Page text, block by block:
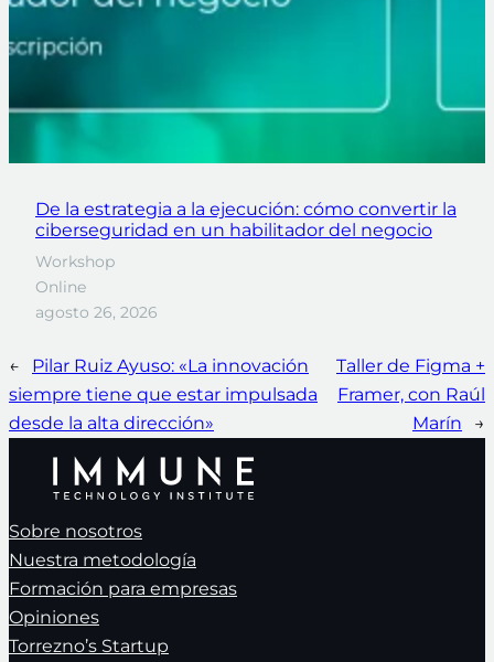
De la estrategia a la ejecución: cómo convertir la
ciberseguridad en un habilitador del negocio
Workshop
Online
agosto 26, 2026
←
Pilar Ruiz Ayuso: «La innovación
siempre tiene que estar impulsada
desde la alta dirección»
Taller de Figma +
Framer, con Raúl
Marín
→
Sobre nosotros
Nuestra metodología
Formación para empresas
Opiniones
Torrezno’s Startup